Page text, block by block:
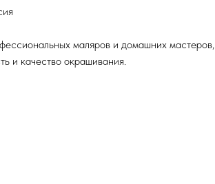
маляров и домашних мастеров,
и качество окрашивания.